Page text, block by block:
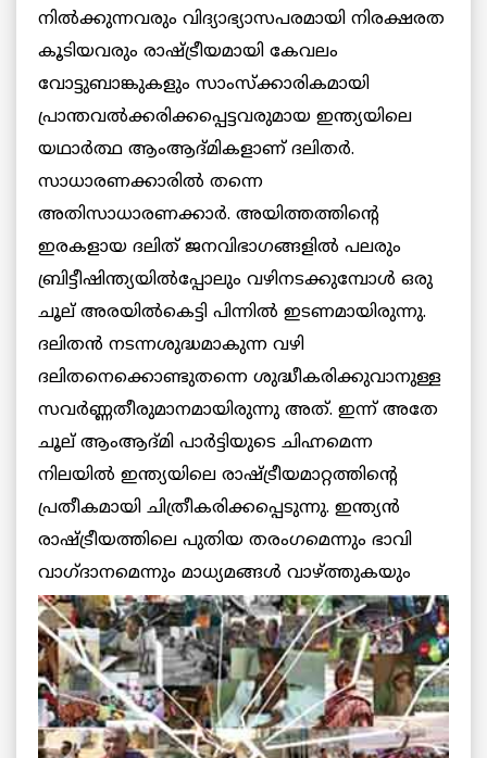
നില്‍ക്കുന്നവരും വിദ്യാഭ്യാസപരമായി നിരക്ഷരത
കൂടിയവരും രാഷ്ട്രീയമായി കേവലം
വോട്ടുബാങ്കുകളും സാംസ്‌ക്കാരികമായി
പ്രാന്തവല്‍ക്കരിക്കപ്പെട്ടവരുമായ ഇന്ത്യയിലെ
യഥാര്‍ത്ഥ ആംആദ്മികളാണ് ദലിതര്‍.
സാധാരണക്കാരില്‍ തന്നെ
അതിസാധാരണക്കാര്‍. അയിത്തത്തിന്റെ
ഇരകളായ ദലിത് ജനവിഭാഗങ്ങളില്‍ പലരും
ബ്രിട്ടീഷിന്ത്യയില്‍പ്പോലും വഴിനടക്കുമ്പോള്‍ ഒരു
ചൂല് അരയില്‍കെട്ടി പിന്നില്‍ ഇടണമായിരുന്നു.
ദലിതന്‍ നടന്നശുദ്ധമാകുന്ന വഴി
ദലിതനെക്കൊണ്ടുതന്നെ ശുദ്ധീകരിക്കുവാനുള്ള
സവര്‍ണ്ണതീരുമാനമായിരുന്നു അത്. ഇന്ന് അതേ
ചൂല് ആംആദ്മി പാര്‍ട്ടിയുടെ ചിഹ്നമെന്ന
നിലയില്‍ ഇന്ത്യയിലെ രാഷ്ട്രീയമാറ്റത്തിന്റെ
പ്രതീകമായി ചിത്രീകരിക്കപ്പെടുന്നു. ഇന്ത്യന്‍
രാഷ്ട്രീയത്തിലെ പുതിയ തരംഗമെന്നും ഭാവി
വാഗ്ദാനമെന്നും മാധ്യമങ്ങള്‍ വാഴ്ത്തുകയും